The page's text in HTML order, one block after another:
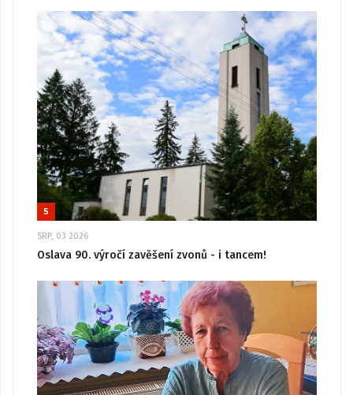
5
SRP, 03 2026
Oslava 90. výročí zavěšení zvonů - i tancem!